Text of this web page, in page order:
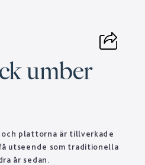
umber
och plattorna är tillverkade
utseende som traditionella
år sedan.